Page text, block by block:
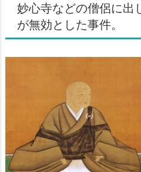
妙心寺などの僧侶に出
が無効とした事件。